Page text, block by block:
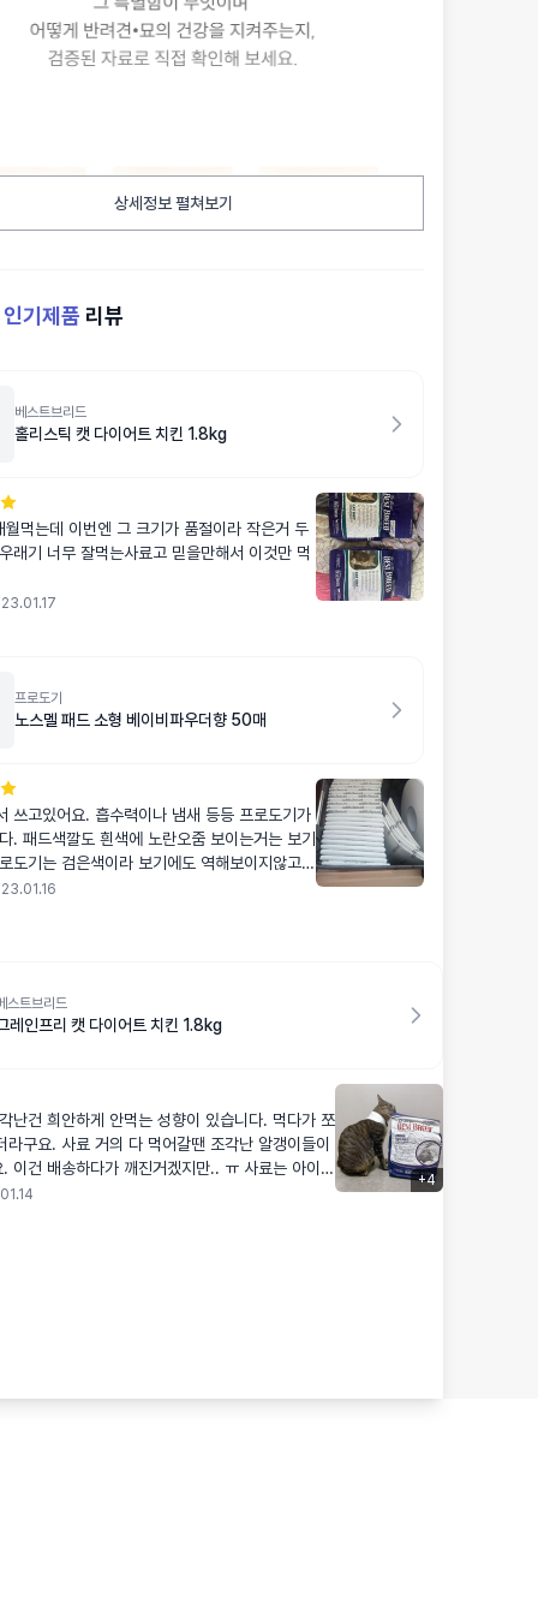
상세정보 펼쳐보기
인기제품 리뷰
베스트브리드
홀리스틱 캣 다이어트 치킨 1.8kg
먹는데 이번엔 그 크기가 품절이라 작은거 두
래기 너무 잘먹는사료고 믿을만해서 이것만 먹
프로도기
노스멜 패드 소형 베이비파우더향 50매
쓰고있어요. 흡수력이나 냄새 등등 프로도기가
. 패드색깔도 흰색에 노란오줌 보이는거는 보기
도기는 검은색이라 보기에도 역해보이지않고
게 프로도기만 주문해서 쓰고잇는사람으로써
스트브리드
레인프리 캣 다이어트 치킨 1.8kg
난건 희안하게 안먹는 성향이 있습니다. 먹다가 쪼
라구요. 사료 거의 다 먹어갈땐 조각난 알갱이들이
배송하다가 깨진거겠지만.. ㅠ 사료는 아이가
+4